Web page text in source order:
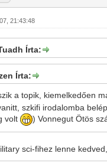
21:43:48
Írta:
Írta:
a topik, kiemelkedően
szkifi irodalomba
volt
) Vonnegut Ötös
sci-fihez lenne